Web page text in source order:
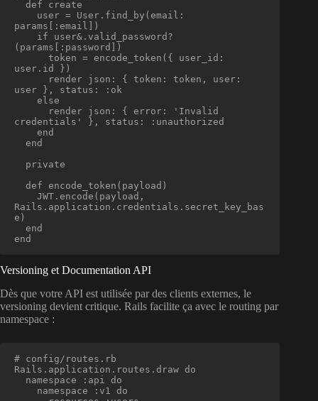
params[:email])
(params[:password])
user.id })
user }, status: :ok
credentials' }, status: :unauthorized
Rails.application.credentials.secret_key_bas
e)
end
Versioning et Documentation API
Dès que votre API est utilisée par des clients externes, le
versioning devient critique. Rails facilite ça avec le routing par
namespace :
# config/routes.rb
Rails.application.routes.draw do